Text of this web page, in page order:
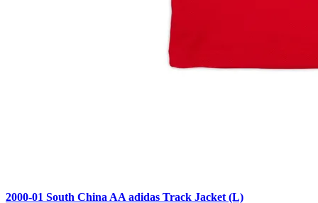
2000-01 South China AA adidas Track Jacket (L)